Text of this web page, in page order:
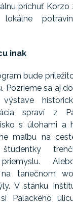
príchuť Korzo
inak
bude
Pozrieme sa aj
spraví z
s úlohami a
maľbu na
priemyslu.
na tanečnom
V stánku
Palackého